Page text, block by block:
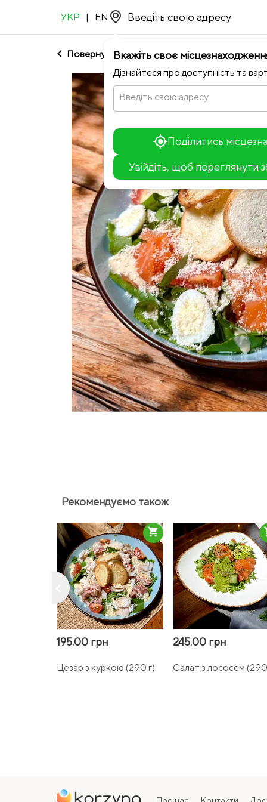
УКР | EN
Вкажіть своє
Дізнайтеся про доступність та
Введіть свою адресу
Поділитись
Увійдіть, щоб переглянути
+
−
chevron_left Повернутися до Guru Food
Рекомендуємо також
195.00 грн
Цезар з куркою (290 г)
shopping_cart
245.00 грн
Салат з лососем (290